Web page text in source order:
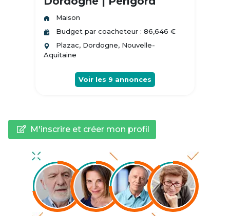
Maison
Budget par coacheteur : 86,646 €
Plazac, Dordogne, Nouvelle-
Aquitaine
Voir les 9 annonces
M'inscrire et créer mon profil